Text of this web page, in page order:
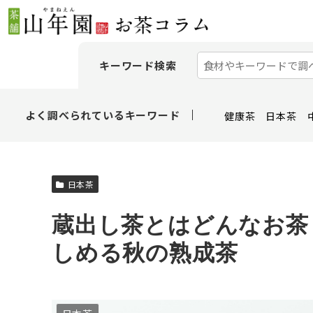
キーワード検索
よく調べられているキーワード 健康茶 日本茶
日本茶
蔵出し茶とはどんなお
しめる秋の熟成茶